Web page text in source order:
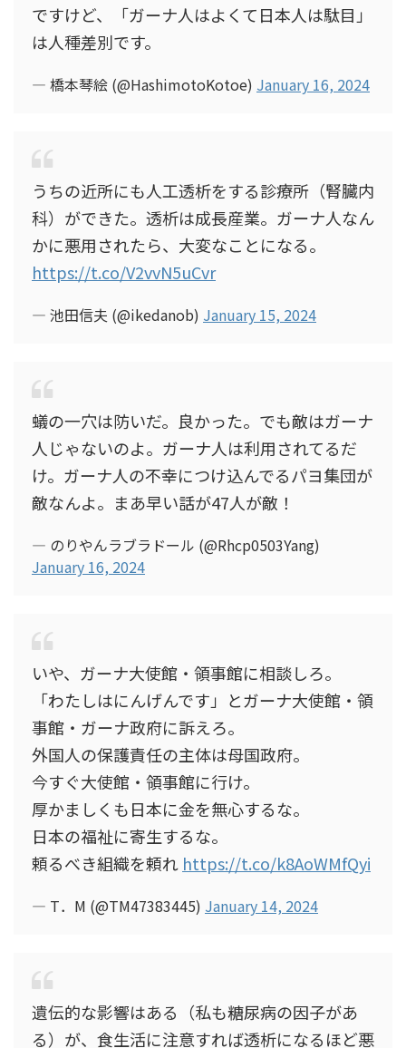
ですけど、「ガーナ人はよくて日本人は駄目」
は人種差別です。
— 橋本琴絵 (@HashimotoKotoe) January 16, 2024
うちの近所にも人工透析をする診療所（腎臓内
科）ができた。透析は成長産業。ガーナ人なん
かに悪用されたら、大変なことになる。
https://t.co/V2vvN5uCvr
— 池田信夫 (@ikedanob) January 15, 2024
蟻の一穴は防いだ。良かった。でも敵はガーナ
人じゃないのよ。ガーナ人は利用されてるだ
け。ガーナ人の不幸につけ込んでるパヨ集団が
敵なんよ。まあ早い話が47人が敵！
— のりやんラブラドール (@Rhcp0503Yang)
January 16, 2024
いや、ガーナ大使館・領事館に相談しろ。
「わたしはにんげんです」とガーナ大使館・領
事館・ガーナ政府に訴えろ。
外国人の保護責任の主体は母国政府。
今すぐ大使館・領事館に行け。
厚かましくも日本に金を無心するな。
日本の福祉に寄生するな。
頼るべき組織を頼れ https://t.co/k8AoWMfQyi
— T．M (@TM47383445) January 14, 2024
遺伝的な影響はある（私も糖尿病の因子があ
る）が、食生活に注意すれば透析になるほど悪